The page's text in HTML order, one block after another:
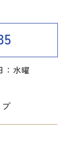
：水曜